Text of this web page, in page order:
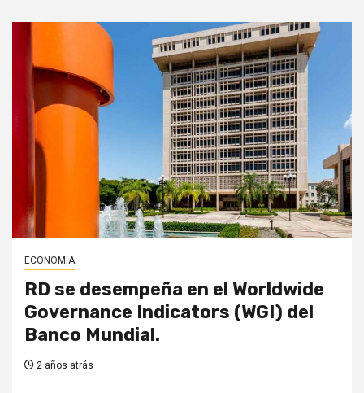
ECONOMIA
RD se desempeña en el Worldwide
Governance Indicators (WGI) del
Banco Mundial.
2 años atrás